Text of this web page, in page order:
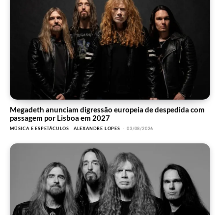
Megadeth anunciam digressão europeia de despedida com
passagem por Lisboa em 2027
MÚSICA E ESPETÁCULOS ALEXANDRE LOPES - 03/08/2026